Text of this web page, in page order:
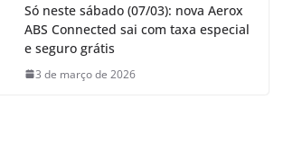
Só neste sábado (07/03): nova Aerox
ABS Connected sai com taxa especial
e seguro grátis
3 de março de 2026